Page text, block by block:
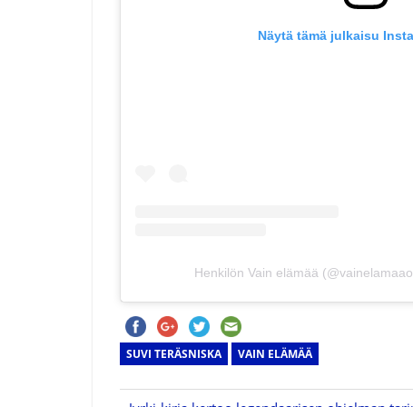
Näytä tämä julkaisu
Henkilön Vain elämää
SUVI TERÄSNISKA VAIN ELÄMÄÄ